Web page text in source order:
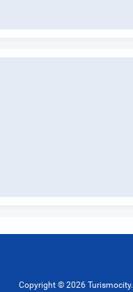
Copyright © 2026 Turismocity.